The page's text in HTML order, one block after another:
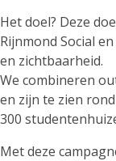
Het doel? Deze
Rijnmond Social
en zichtbaarheid.
We combineren
en zijn te zien
300
Met deze